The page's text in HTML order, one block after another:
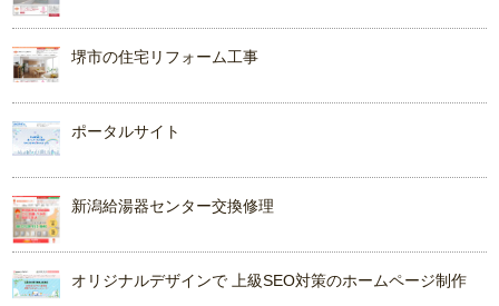
堺市の住宅リフォーム工事
ポータルサイト
新潟給湯器センター交換修理
オリジナルデザインで 上級SEO対策のホームページ制作